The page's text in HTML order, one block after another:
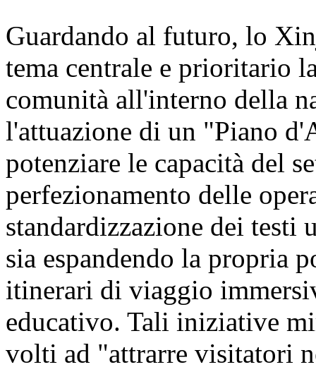
Guardando al futuro, lo
tema centrale e prioritario
comunità all'interno della
l'attuazione di un "Piano
potenziare le capacità del
perfezionamento delle
standardizzazione dei
sia espandendo la propria
itinerari di viaggio
educativo. Tali iniziative
volti ad "attrarre visitatori